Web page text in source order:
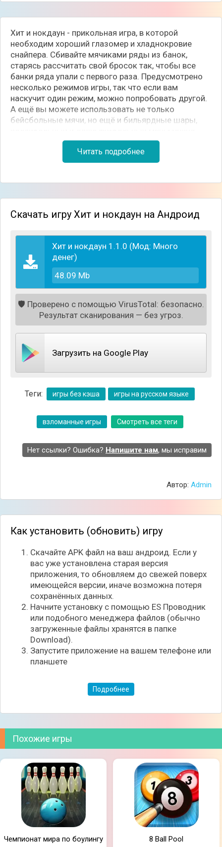
Хит и нокдаун - прикольная игра, в которой
необходим хороший глазомер и хладнокровие
снайпера. Сбивайте мячиками ряды из банок,
старясь рассчитать свой бросок так, чтобы все
банки ряда упали с первого раза. Предусмотрено
несколько режимов игры, так что если вам
наскучит один режим, можно попробовать другой.
А ещё вы можете использовать не только
бейсбольные мячи, но ещё и бильярдные шары,
играть в одиночку или в многопользовательском
режиме. Сразитесь в меткости с другими игроками,
запустив дуэль и выясните, кто из вас лучше!
Читать подробнее
Скачать игру Хит и нокдаун на Андроид
Хит и нокдаун 1.1.0 (Мод: Много
денег)
48.09 Mb
🛡️ Проверено с помощью VirusTotal: безопасно.
Результат сканирования — без угроз.
Загрузить на Google Play
Теги: игры без кэша игры на русском языке
взломанные игры Смотреть все теги
Нет ссылки? Ошибка? Напишите нам, мы исправим
Автор: Admin
Как установить (обновить) игру
Скачайте APK файл на ваш андроид. Если у
вас уже установлена старая версия
приложения, то обновляем до свежей поверх
имеющейся версии, иначе возможна потеря
сохранённых данных.
Начните установку с помощью ES Проводник
или подобного менеджера файлов (обычно
загруженные файлы хранятся в папке
Download).
Запустите приложение на вашем телефоне или
планшете
Подробнее
Похожие игры
Чемпионат мира по боулингу 8 Ball Pool